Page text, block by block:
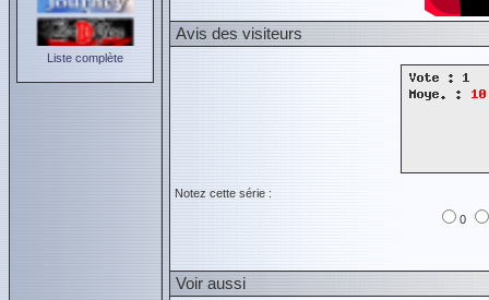
Liste complète
Avis des visiteurs
Notez cette série :
0
Voir aussi